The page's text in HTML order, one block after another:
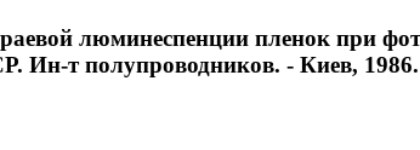
люминеспенции пленок при
Ин-т полупроводников. - Киев, 1986.